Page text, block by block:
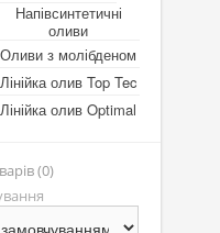
Напівсинтетичні
оливи
Оливи з молібденом
Лінійка олив Top Tec
Лінійка олив Optimal
(0)